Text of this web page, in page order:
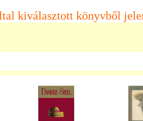
kiválasztott könyvből